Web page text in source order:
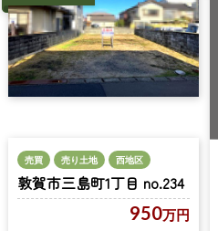
売買 売り土地 西地区
敦賀市三島町1丁目 no.234
950万円